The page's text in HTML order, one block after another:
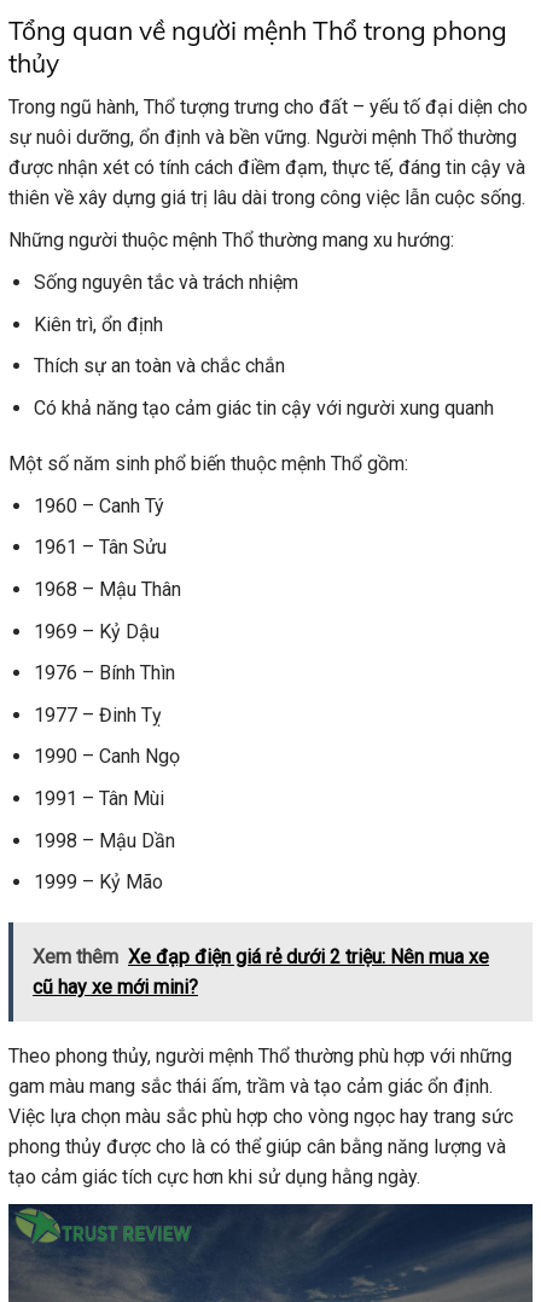
Tổng quan về người mệnh Thổ trong phong
thủy
Trong ngũ hành, Thổ tượng trưng cho đất – yếu tố đại diện cho
sự nuôi dưỡng, ổn định và bền vững. Người mệnh Thổ thường
được nhận xét có tính cách điềm đạm, thực tế, đáng tin cậy và
thiên về xây dựng giá trị lâu dài trong công việc lẫn cuộc sống.
Những người thuộc mệnh Thổ thường mang xu hướng:
Sống nguyên tắc và trách nhiệm
Kiên trì, ổn định
Thích sự an toàn và chắc chắn
Có khả năng tạo cảm giác tin cậy với người xung quanh
Một số năm sinh phổ biến thuộc mệnh Thổ gồm:
1960 – Canh Tý
1961 – Tân Sửu
1968 – Mậu Thân
1969 – Kỷ Dậu
1976 – Bính Thìn
1977 – Đinh Tỵ
1990 – Canh Ngọ
1991 – Tân Mùi
1998 – Mậu Dần
1999 – Kỷ Mão
Xem thêm Xe đạp điện giá rẻ dưới 2 triệu: Nên mua xe
cũ hay xe mới mini?
Theo phong thủy, người mệnh Thổ thường phù hợp với những
gam màu mang sắc thái ấm, trầm và tạo cảm giác ổn định.
Việc lựa chọn màu sắc phù hợp cho vòng ngọc hay trang sức
phong thủy được cho là có thể giúp cân bằng năng lượng và
tạo cảm giác tích cực hơn khi sử dụng hằng ngày.